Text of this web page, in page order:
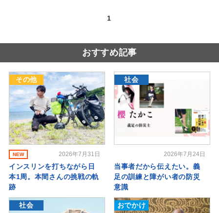
1
おすすめ記事
その他
NEW 2026年7月31日
インスリンを打ちながら日
本1周。本間さんの挑戦の軌
跡
社会
2026年7月24日
当事者だから伝えたい。義
足の訓練と障がい者の防災
意識
社会 おでかけ